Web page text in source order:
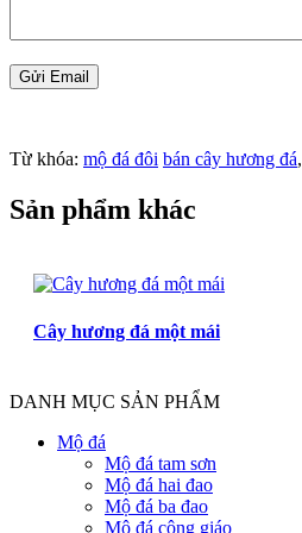
Từ khóa: mộ đá đôi bán cây hương đá,
Sản phẩm khác
Cây hương đá một mái
DANH MỤC SẢN PHẨM
Mộ đá
Mộ đá tam sơn
Mộ đá hai đao
Mộ đá ba đao
Mộ đá công giáo